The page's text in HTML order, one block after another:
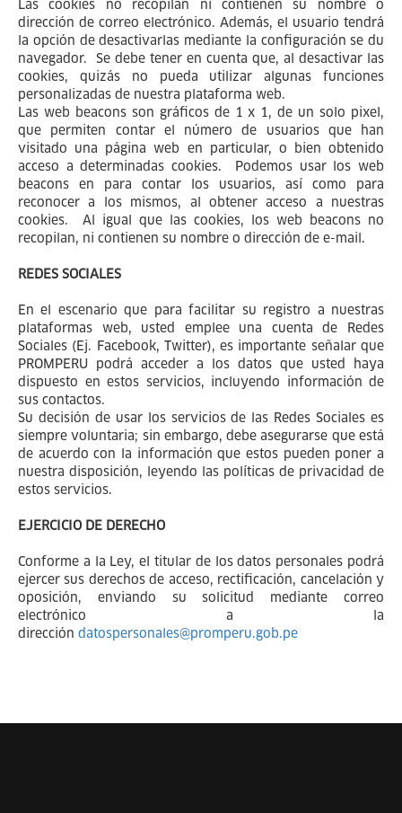
Las cookies no recopilan ni contienen su nombre o
dirección de correo electrónico. Además, el usuario tendrá
la opción de desactivarlas mediante la configuración se du
navegador. Se debe tener en cuenta que, al desactivar las
cookies, quizás no pueda utilizar algunas funciones
personalizadas de nuestra plataforma web.
Las web beacons son gráficos de 1 x 1, de un solo pixel,
que permiten contar el número de usuarios que han
visitado una página web en particular, o bien obtenido
acceso a determinadas cookies. Podemos usar los web
beacons en para contar los usuarios, así como para
reconocer a los mismos, al obtener acceso a nuestras
cookies. Al igual que las cookies, los web beacons no
recopilan, ni contienen su nombre o dirección de e-mail.
REDES SOCIALES
En el escenario que para facilitar su registro a nuestras
plataformas web, usted emplee una cuenta de Redes
Sociales (Ej. Facebook, Twitter), es importante señalar que
PROMPERU podrá acceder a los datos que usted haya
dispuesto en estos servicios, incluyendo información de
sus contactos.
Su decisión de usar los servicios de las Redes Sociales es
siempre voluntaria; sin embargo, debe asegurarse que está
de acuerdo con la información que estos pueden poner a
nuestra disposición, leyendo las políticas de privacidad de
estos servicios.
EJERCICIO DE DERECHO
Conforme a la Ley, el titular de los datos personales podrá
ejercer sus derechos de acceso, rectificación, cancelación y
oposición, enviando su solicitud mediante correo
electrónico a la
dirección datospersonales@promperu.gob.pe